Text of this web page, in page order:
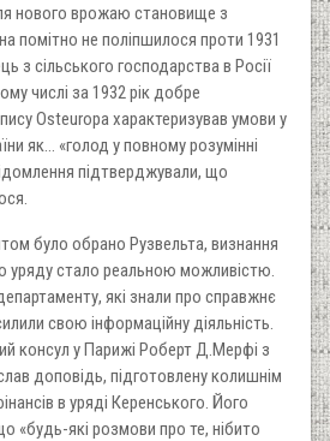
нового врожаю становище з
помітно не поліпшилося проти 1931
з сільського господарства в Росії
числі за 1932 рік добре
Osteuropa характеризував умови у
як… «голод у повному розумінні
підтверджували, що
було обрано Рузвельта, визнання
уряду стало реальною можливістю.
які знали про справжнє
свою інформаційну діяльність.
консул у Парижі Роберт Д.Мерфі з
доповідь, підготовлену колишнім
в уряді Керенського. Його
«будь-які розмови про те, нібито